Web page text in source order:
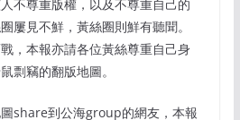
不尊重版權，以及不尊重自己的
屢見不鮮，黃絲圈則鮮有聽聞。
，本報亦請各位黃絲尊重自己身
剽竊的翻版地圖。
share到公海group的網友，本報